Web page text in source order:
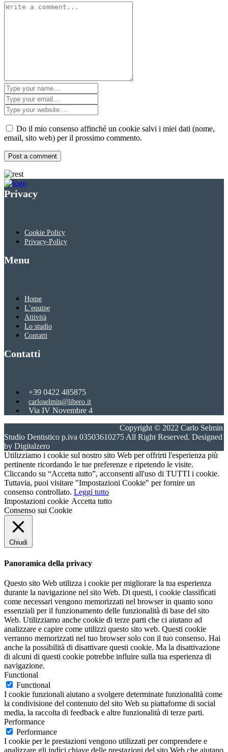
Do il mio consenso affinché un cookie salvi i miei dati (nome,
email, sito web) per il prossimo commento.
Privacy
Cookie Policy
Privacy-Policy
Menu
Home
L’equipe
Attività
Lo studio
Contatti
Contatti
+39 0422 485875
carloselmin@libero.it
Via IV Novembre 4
Copyright © 2022 Carlo Selmin
Studio Dentistico p.iva 03503610275 All Right Reserved. Designed
by Digitalzero
Utilizziamo i cookie sul nostro sito Web per offrirti l'esperienza più
pertinente ricordando le tue preferenze e ripetendo le visite.
Cliccando su “Accetta tutto”, acconsenti all'uso di TUTTI i cookie.
Tuttavia, puoi visitare "Impostazioni Cookie" per fornire un
consenso controllato. Leggi tutto
Impostazioni cookie Accetta tutto
Consenso sui Cookie
Chiudi
Panoramica della privacy
Questo sito Web utilizza i cookie per migliorare la tua esperienza
durante la navigazione nel sito Web. Di questi, i cookie classificati
come necessari vengono memorizzati nel browser in quanto sono
essenziali per il funzionamento delle funzionalità di base del sito
Web. Utilizziamo anche cookie di terze parti che ci aiutano ad
analizzare e capire come utilizzi questo sito web. Questi cookie
verranno memorizzati nel tuo browser solo con il tuo consenso. Hai
anche la possibilità di disattivare questi cookie. Ma la disattivazione
di alcuni di questi cookie potrebbe influire sulla tua esperienza di
navigazione.
Functional
Functional
I cookie funzionali aiutano a svolgere determinate funzionalità come
la condivisione del contenuto del sito Web su piattaforme di social
media, la raccolta di feedback e altre funzionalità di terze parti.
Performance
Performance
I cookie per le prestazioni vengono utilizzati per comprendere e
analizzare gli indici chiave delle prestazioni del sito Web che aiutano